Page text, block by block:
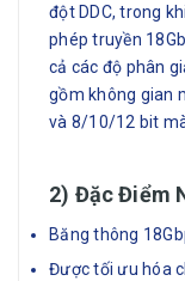
đột DDC, trong
phép truyền
cả các độ phân
gồm không gian
và 8/10/12 bit
2) Đặc Điểm
Băng thông
Được tối ưu hóa